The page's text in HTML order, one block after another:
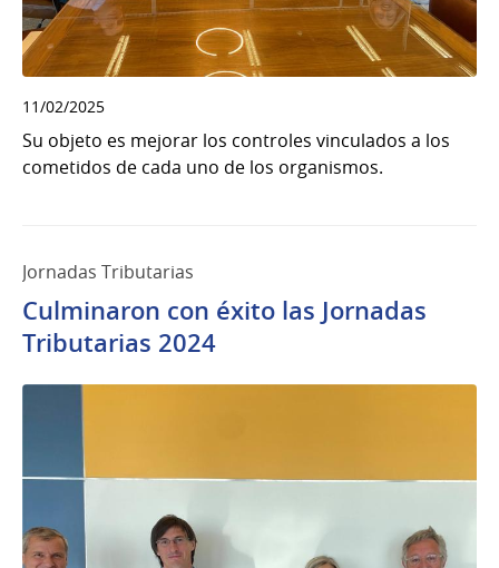
11/02/2025
Su objeto es mejorar los controles vinculados a los
cometidos de cada uno de los organismos.
Jornadas Tributarias
Culminaron con éxito las Jornadas
Tributarias 2024